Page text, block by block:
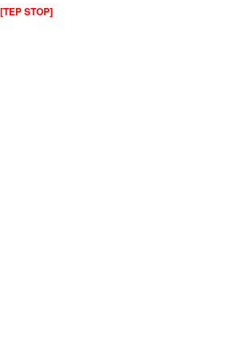
[TEP STOP]